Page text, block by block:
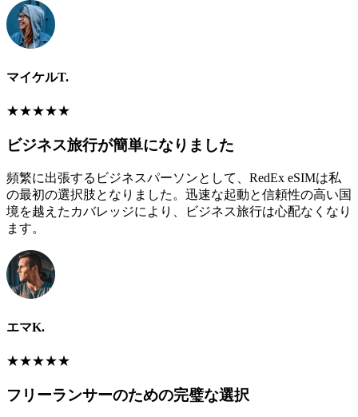
マイケルT.
★★★★★
ビジネス旅行が簡単になりました
頻繁に出張するビジネスパーソンとして、RedEx eSIMは私
の最初の選択肢となりました。迅速な起動と信頼性の高い国
境を越えたカバレッジにより、ビジネス旅行は心配なくなり
ます。
エマK.
★★★★★
フリーランサーのための完璧な選択